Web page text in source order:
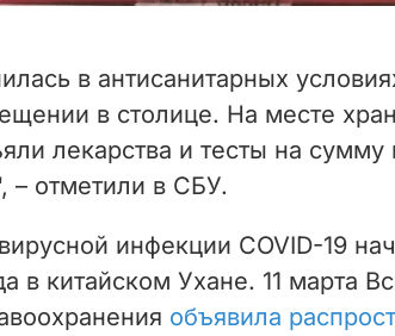
в антисанитарных
в столице. На месте
лекарства и тесты на сумму
– отметили в СБУ.
инфекции COVID-19
в китайском Ухане. 11 марта
объявила